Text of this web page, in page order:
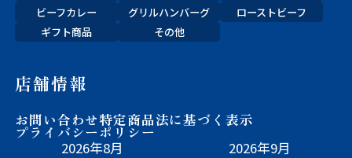
2026年8月
2026年9月
ビーフカレー
グリルハンバーグ
ローストビーフ
ギフト商品
その他
店舗情報
お問い合わせ特定商品法に基づく表示
プライバシーポリシー